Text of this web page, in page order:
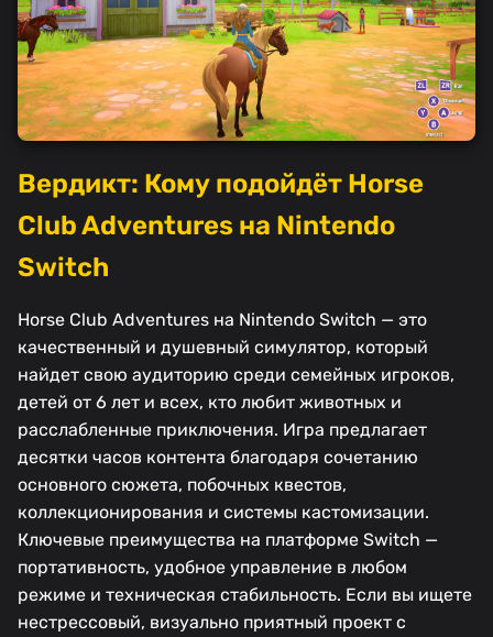
Вердикт: Кому подойдёт Horse
Club Adventures на Nintendo
Switch
Horse Club Adventures на Nintendo Switch — это
качественный и душевный симулятор, который
найдет свою аудиторию среди семейных игроков,
детей от 6 лет и всех, кто любит животных и
расслабленные приключения. Игра предлагает
десятки часов контента благодаря сочетанию
основного сюжета, побочных квестов,
коллекционирования и системы кастомизации.
Ключевые преимущества на платформе Switch —
портативность, удобное управление в любом
режиме и техническая стабильность. Если вы ищете
нестрессовый, визуально приятный проект с